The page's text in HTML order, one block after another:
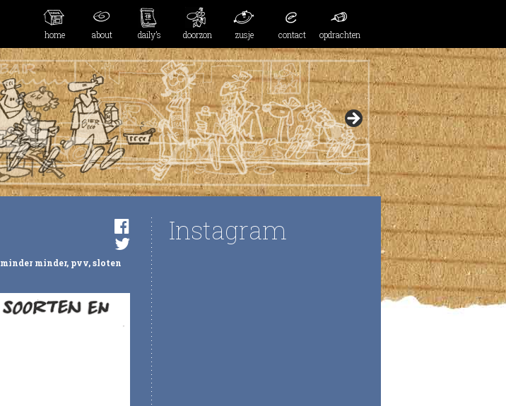
home about daily’s doorzon zusje contact opdrachten
minder minder, pvv,sloten
Instagram